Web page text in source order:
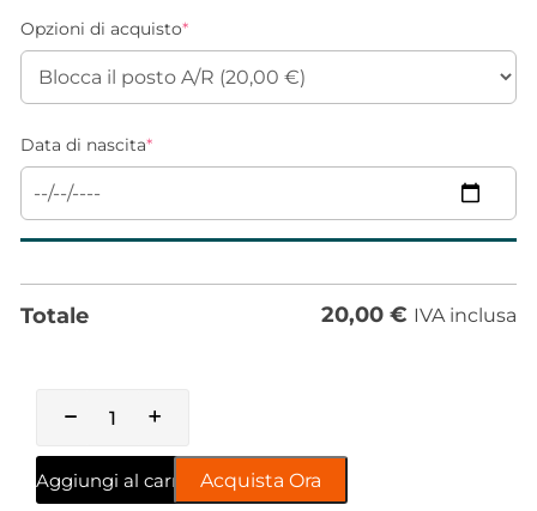
Opzioni di acquisto*
Data di nascita*
Totale 20,00 € IVA inclusa
Aggiungi al carrelloAcquista Ora